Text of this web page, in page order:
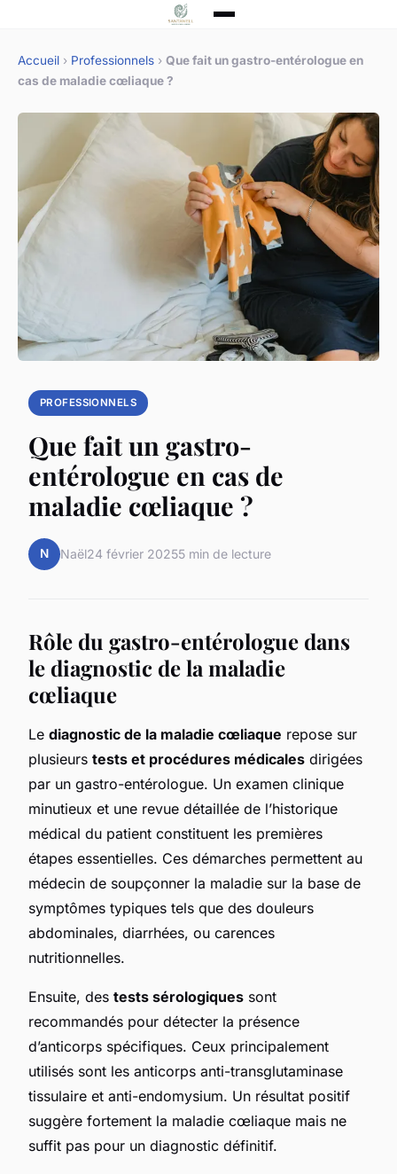
Accueil › Professionnels › Que fait un gastro-entérologue en
cas de maladie cœliaque ?
PROFESSIONNELS
Que fait un gastro-
entérologue en cas de
maladie cœliaque ?
N Naël24 février 20255 min de lecture
Rôle du gastro-entérologue dans
le diagnostic de la maladie
cœliaque
Le diagnostic de la maladie cœliaque repose sur
plusieurs tests et procédures médicales dirigées
par un gastro-entérologue. Un examen clinique
minutieux et une revue détaillée de l’historique
médical du patient constituent les premières
étapes essentielles. Ces démarches permettent au
médecin de soupçonner la maladie sur la base de
symptômes typiques tels que des douleurs
abdominales, diarrhées, ou carences
nutritionnelles.
Ensuite, des tests sérologiques sont
recommandés pour détecter la présence
d’anticorps spécifiques. Ceux principalement
utilisés sont les anticorps anti-transglutaminase
tissulaire et anti-endomysium. Un résultat positif
suggère fortement la maladie cœliaque mais ne
suffit pas pour un diagnostic définitif.